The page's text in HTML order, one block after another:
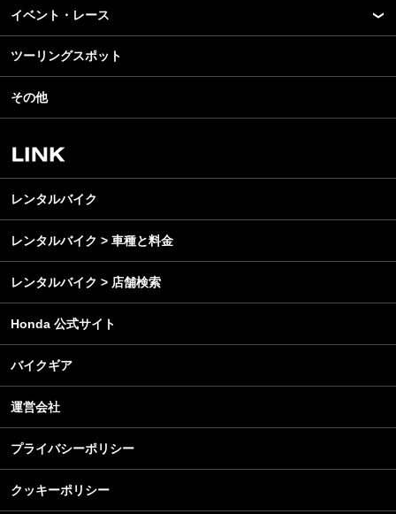
モデル情報
カスタマイズパーツ
テクノロジー
名車・旧車
ビジネス
アプリ
ライディングギア
ツーリング
アウトドア
レンタルバイク
イベント・レース
モータースポーツ
イベント
スクール・レッスン
ツーリングスポット
その他
レンタルバイク
レンタルバイク > 車種と料金
レンタルバイク > 店舗検索
Honda 公式サイト
バイクギア
運営会社
プライバシーポリシー
クッキーポリシー